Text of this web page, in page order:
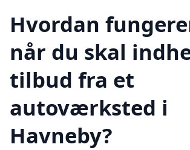
Hvordan
når du skal
tilbud fra et
autoværksted i
Havneby?